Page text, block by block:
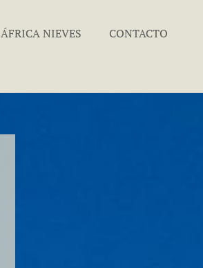
ÁFRICA NIEVES CONTACTO